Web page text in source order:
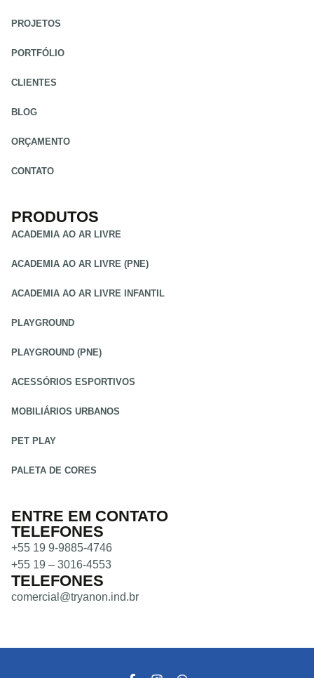
PROJETOS
PORTFÓLIO
CLIENTES
BLOG
ORÇAMENTO
CONTATO
PRODUTOS
ACADEMIA AO AR LIVRE
ACADEMIA AO AR LIVRE (PNE)
ACADEMIA AO AR LIVRE INFANTIL
PLAYGROUND
PLAYGROUND (PNE)
ACESSÓRIOS ESPORTIVOS
MOBILIÁRIOS URBANOS
PET PLAY
PALETA DE CORES
ENTRE EM CONTATO
TELEFONES
+55 19 9-9885-4746
+55 19 – 3016-4553
TELEFONES
comercial@tryanon.ind.br